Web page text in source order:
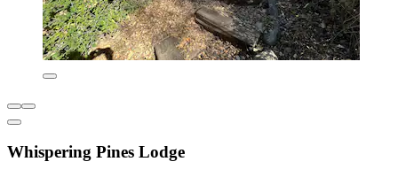
Whispering Pines Lodge